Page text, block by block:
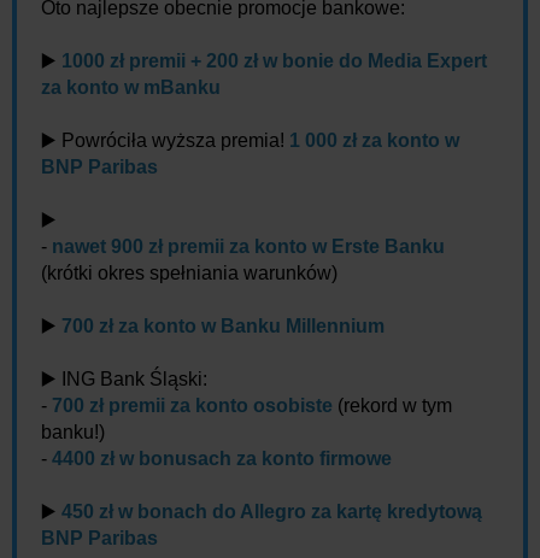
Oto najlepsze obecnie promocje bankowe:
▶️ 1000 zł premii + 200 zł w bonie do Media Expert
za konto w mBanku
▶️ Powróciła wyższa premia! 1 000 zł za konto w
BNP Paribas
▶️
- nawet 900 zł premii za konto w Erste Banku
(krótki okres spełniania warunków)
▶️ 700 zł za konto w Banku Millennium
▶️ ING Bank Śląski:
- 700 zł premii za konto osobiste (rekord w tym
banku!)
- 4400 zł w bonusach za konto firmowe
▶️ 450 zł w bonach do Allegro za kartę kredytową
BNP Paribas